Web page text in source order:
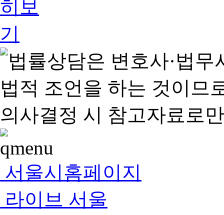
서울시홈페이지
라이브 서울